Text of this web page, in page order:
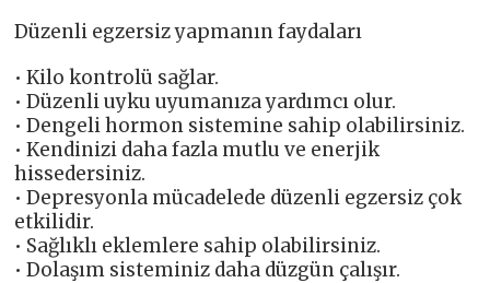
Düzenli egzersiz yapmanın faydaları
• Kilo kontrolü sağlar.
• Düzenli uyku uyumanıza yardımcı olur.
• Dengeli hormon sistemine sahip olabilirsiniz.
• Kendinizi daha fazla mutlu ve enerjik
hissedersiniz.
• Depresyonla mücadelede düzenli egzersiz çok
etkilidir.
• Sağlıklı eklemlere sahip olabilirsiniz.
• Dolaşım sisteminiz daha düzgün çalışır.